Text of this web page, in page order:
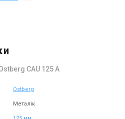
CAU 125 A
Ostberg
Металік